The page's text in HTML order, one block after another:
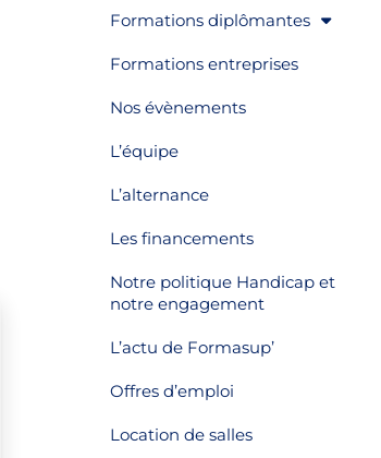
Formations diplômantes
Formations entreprises
Nos évènements
L’équipe
L’alternance
Les financements
Notre politique Handicap et
notre engagement
L’actu de Formasup’
Offres d’emploi
Location de salles